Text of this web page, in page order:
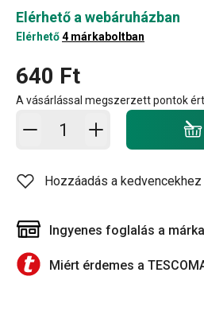
Elérhető a webáruházban
Elérhető4 márkaboltban
640 Ft
A vásárlással megszerzett pontok
Kosárba - mennyiség
Hozzáadás a kedvencekhez
Ingyenes foglalás a
Miért érdemes a